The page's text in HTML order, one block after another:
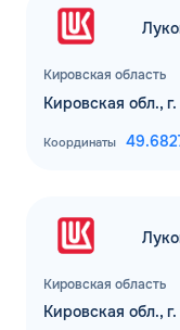
Кировская область
Кировская обл.,
Координаты
Кировская область
Кировская обл.,